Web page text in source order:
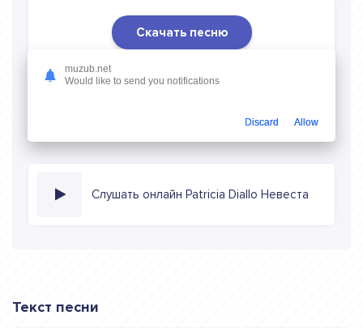
Скачать песню
Скачать песню Patricia Diallo - Невеста
2:04, качество: 320 кбитс) бесплатно или слушать музыку
Слушать онлайн Patricia Diallo Невеста
Текст песни
muzub.net
Would like to send you notifications
Discard Allow